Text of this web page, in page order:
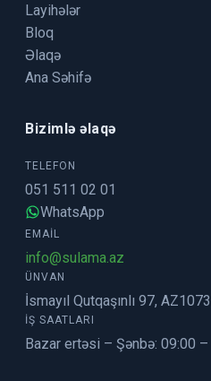
Layihələr
Bloq
Əlaqə
Ana Səhifə
Bizimlə əlaqə
TELEFON
051 511 02 01
WhatsApp
EMAIL
info@sulama.az
ÜNVAN
İsmayıl Qutqaşınlı 97,
İŞ SAATLARI
Bazar ertəsi – Şənbə: 09:00